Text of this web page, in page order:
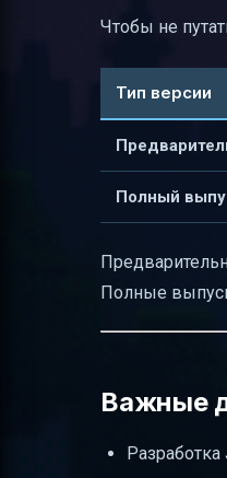
Чтобы не
Тип версии
Полный
Полные
Важные